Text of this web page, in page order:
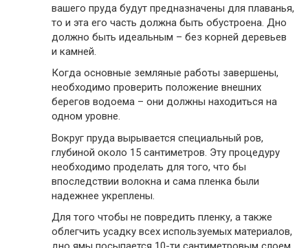
вашего пруда будут предназначены для плаванья,
то и эта его часть должна быть обустроена. Дно
должно быть идеальным – без корней деревьев
и камней.
Когда основные земляные работы завершены,
необходимо проверить положение внешних
берегов водоема – они должны находиться на
одном уровне.
Вокруг пруда вырывается специальный ров,
глубиной около 15 сантиметров. Эту процедуру
необходимо проделать для того, что бы
впоследствии волокна и сама пленка были
надежнее укреплены.
Для того чтобы не повредить пленку, а также
облегчить усадку всех используемых материалов,